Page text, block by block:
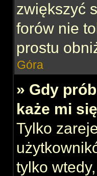
zwiększyć
forów nie
prostu
Góra
» Gdy
każe mi
Tylko
tylko